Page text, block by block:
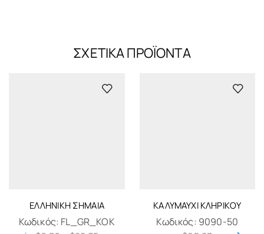
ΣΧΕΤΙΚΆ ΠΡΟΪΌΝΤΑ
ΕΛΛΗΝΙΚΉ ΣΗΜΑΊΑ
Κωδικός: FL_GR_KOK
ΚΑΛΥΜΑΎΧΙ ΚΛΗΡΙΚΟΎ
Κωδικός: 9090-50